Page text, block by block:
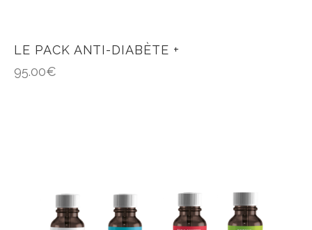
LE PACK ANTI-DIABÈTE +
95.00€